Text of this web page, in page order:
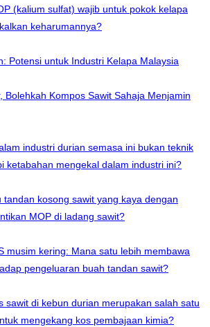
(kalium sulfat) wajib untuk pokok kelapa
keharumannya?
Potensi untuk Industri Kelapa Malaysia
Bolehkah Kompos Sawit Sahaja Menjamin
industri durian semasa ini bukan teknik
ketabahan mengekal dalam industri ini?
tandan kosong sawit yang kaya dengan
MOP di ladang sawit?
musim kering: Mana satu lebih membawa
pengeluaran buah tandan sawit?
sawit di kebun durian merupakan salah satu
mengekang kos pembajaan kimia?